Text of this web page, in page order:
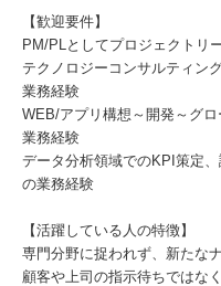
【歓迎要件】
PM/PLとしてプロジェクトリ
テクノロジーコンサルティン
業務経験
WEB/アプリ構想～開発～グ
業務経験
データ分析領域でのKPI策定
の業務経験
【活躍している人の特徴】
専門分野に捉われず、新たな
顧客や上司の指示待ちではな